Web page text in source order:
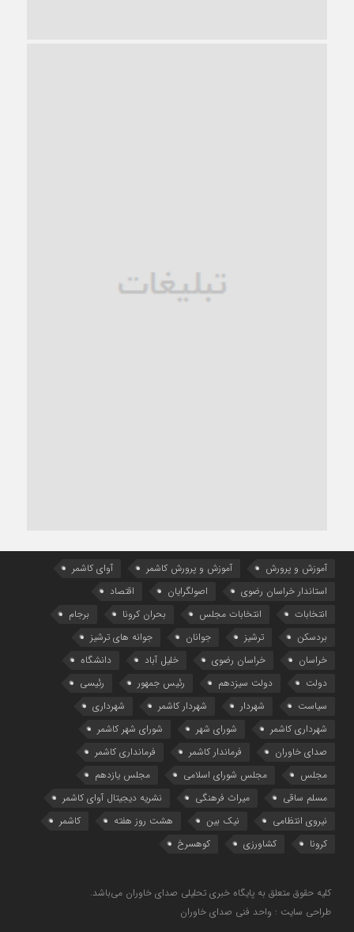
آموزش و پرورش آموزش و پرورش کاشمر
آوای کاشمر
استاندار خراسان رضوی
اصولگرایان
اقتصاد
انتخابات
انتخابات مجلس بحران کرونا
برجام
بردسکن
ترشیز جوانان
جوانه های ترشیز
خراسان
خراسان رضوی خلیل آباد
دانشگاه
دولت
دولت سیزدهم رئیس جمهور
رئیسی
سیاست
شهردار شهردار کاشمر
شهرداری
شهرداری کاشمر
شورای شهر
شورای شهر کاشمر
صدای خاوران
فرماندار کاشمر
فرمانداری کاشمر
مجلس
مجلس شورای اسلامی
مجلس یازدهم
مسلم ساقی
میراث فرهنگی
نشریه دیجیتال آوای کاشمر
نیروی انتظامی
نیک بین هشت روز هفته
کاشمر
کرونا
کشاورزی کوهسرخ
کلیه حقوق متعلق به پایگاه خبری تحلیلی صدای خاوران می‌باشد.
طراحی سایت : واحد فنی صدای خاوران